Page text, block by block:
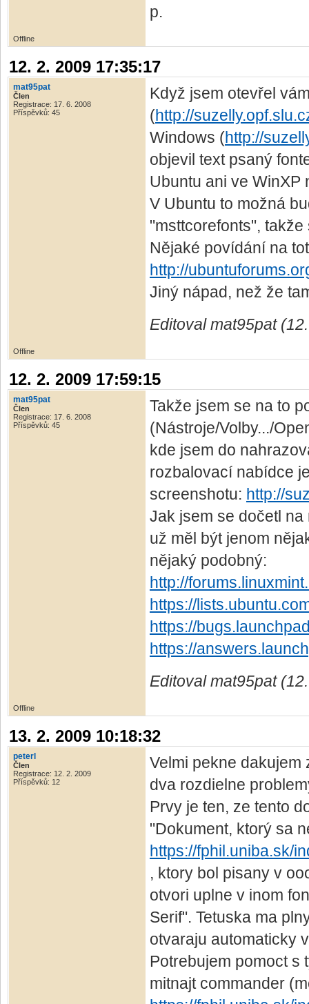
p.
Offline
12. 2. 2009 17:35:17
mat95pat
Člen
Registrace: 17. 6. 2008
Příspěvků: 45
Když jsem otevřel
(http://
Windows (http://
objevil text psaný
Ubuntu ani ve WinXP
V Ubuntu to možná
"msttcorefonts",
Nějaké povídání na
http://
Jiný nápad, než že
Editoval mat95pat
Offline
12. 2. 2009 17:59:15
mat95pat
Člen
Registrace: 17. 6. 2008
Příspěvků: 45
Takže jsem se na to
(Nástroje/Volby.../
kde jsem do
rozbalovací nabídce
screenshotu: http://
Jak jsem se dočetl
už měl být jenom
nějaký podobný:
http://
https://
https://
https://
Editoval mat95pat
Offline
13. 2. 2009 10:18:32
peterl
Člen
Registrace: 12. 2. 2009
Příspěvků: 12
Velmi pekne dakujem
dva rozdielne
Prvy je ten, ze tento
"Dokument, ktorý sa
https://fphil.uniba.sk/
, ktory bol pisany v
otvori uplne v inom
Serif". Tetuska ma
otvaraju automaticky
Potrebujem pomoct s
mitnajt commander